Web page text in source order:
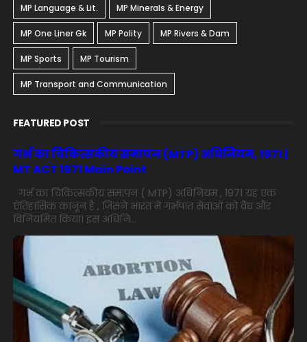
MP Language & Lit. MP Minerals & Energy
MP One Liner Gk MP Polity MP Rivers & Dam
MP Sports MP Tourism
MP Transport and Communication
FEATURED POST
गर्भ का चिकित्सकीय समापन (MTP) अधिनियम, 1971 |
MT ACT 1971 Main Point
गर्भ का चिकित्सकीय समापन ( MTP) अधिनियम , 1971 यह एक
ऐतिहासिक कानून है , जिसने भारत में गर्भपात सेवाओं को वैध और
विनियमित किया। इस अधिनि...